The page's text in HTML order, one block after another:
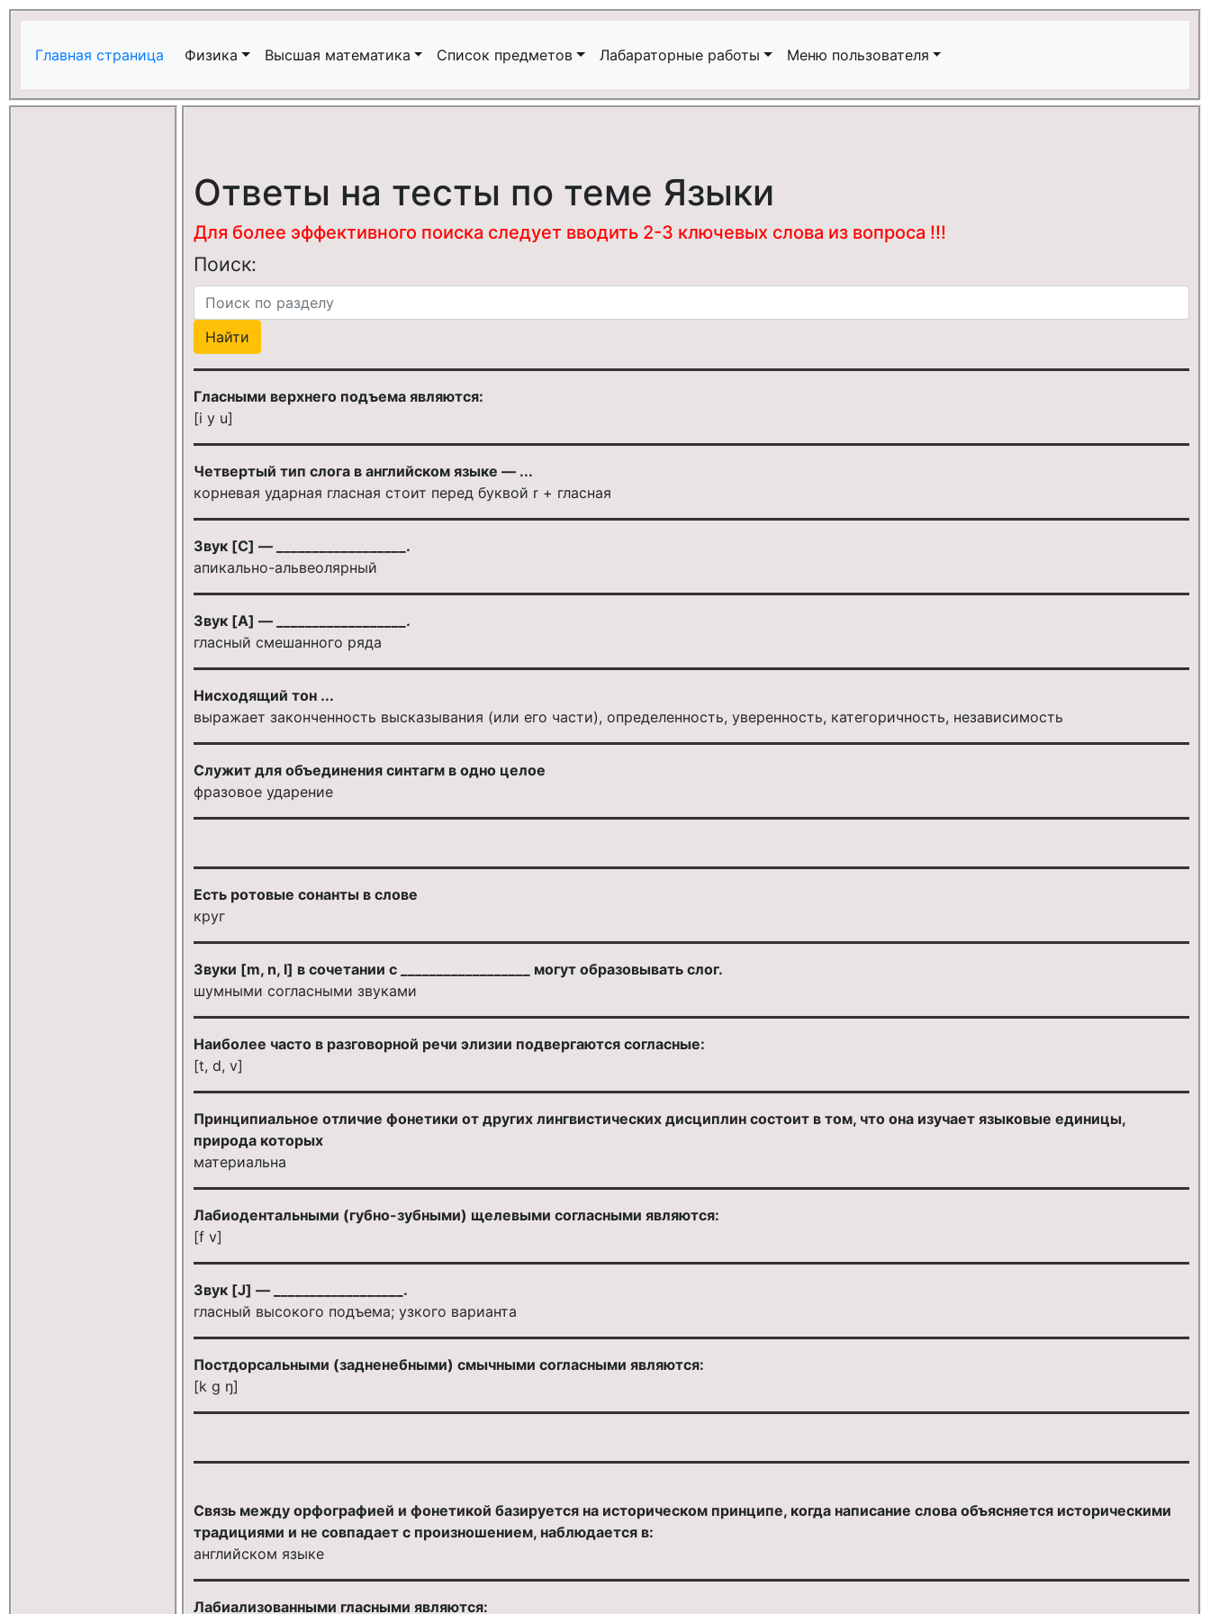
Главная страница Физика Высшая математика Список предметов Лабараторные работы Меню пользователя
Ответы на тесты по теме Языки
Для более эффективного поиска следует вводить 2-3 ключевых слова из вопроса !!!
Поиск:
Гласными верхнего подъема являются:
[i у u]
Четвертый тип слога в английском языке — ...
корневая ударная гласная стоит перед буквой r + гласная
Звук [C] — __________________.
апикально-альвеолярный
Звук [A] — __________________.
гласный смешанного ряда
Нисходящий тон ...
выражает законченность высказывания (или его части), определенность, уверенность, категоричность, независимость
Служит для объединения синтагм в одно целое
фразовое ударение
Есть ротовые сонанты в слове
круг
Звуки [m, n, l] в сочетании с __________________ могут образовывать слог.
шумными согласными звуками
Наиболее часто в разговорной речи элизии подвергаются согласные:
[t, d, v]
Принципиальное отличие фонетики от других лингвистических дисциплин состоит в том, что она изучает языковые единицы,
природа которых
материальна
Лабиодентальными (губно-зубными) щелевыми согласными являются:
[f v]
Звук [J] — __________________.
гласный высокого подъема; узкого варианта
Постдорсальными (задненебными) смычными согласными являются:
[k g ŋ]
Связь между орфографией и фонетикой базируется на историческом принципе, когда написание слова объясняется историческими
традициями и не совпадает с произношением, наблюдается в:
английском языке
Лабиализованными гласными являются: